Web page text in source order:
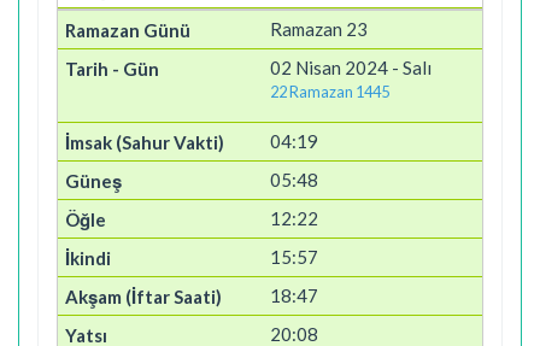
Ramazan 23
02 Nisan 2024 - Salı
22 Ramazan 1445
04:19
05:48
12:22
15:57
18:47
20:08